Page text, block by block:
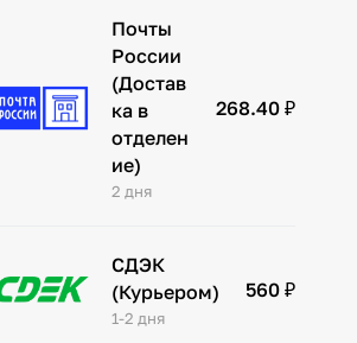
Почты
России
(Достав
ка в
отделен
ие)
2 дня
268.40 ₽
СДЭК
(Курьером)
1-2 дня
560 ₽